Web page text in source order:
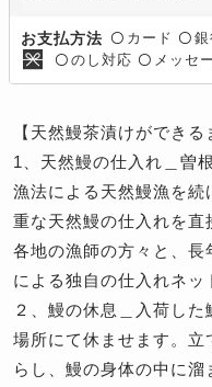
お支払方法 〇 カード 〇 銀
〇 のし対応 〇 メッセ
【天然鰻茶漬けができる
1、天然鰻の仕入れ＿ 曽
漁法による天然鰻漁を
重な天然鰻の仕入れを
各地の漁師の方々と、
による独自の仕入れネッ
２、鰻の休息＿
入荷した
場所にて休ませます。立
らし、鰻の身体の中に